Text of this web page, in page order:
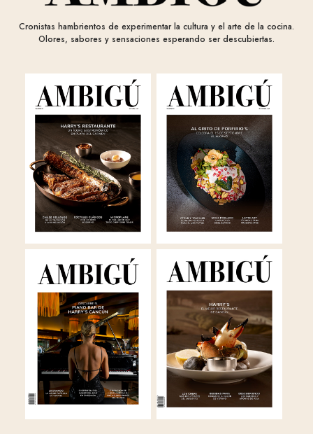
Cronistas hambrientos de experimentar la cultura y el arte de la cocina.
Olores, sabores y sensaciones esperando ser descubiertas.